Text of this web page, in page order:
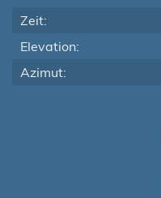
Zeit:
Elevation:
Azimut: